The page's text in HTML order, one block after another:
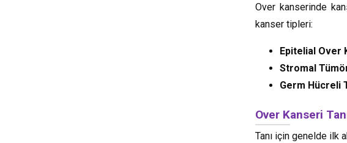
Over kanserinde
kanser tipleri:
Epitelial Over
Stromal
Germ Hücreli
Over Kanseri
Tanı için genelde ilk